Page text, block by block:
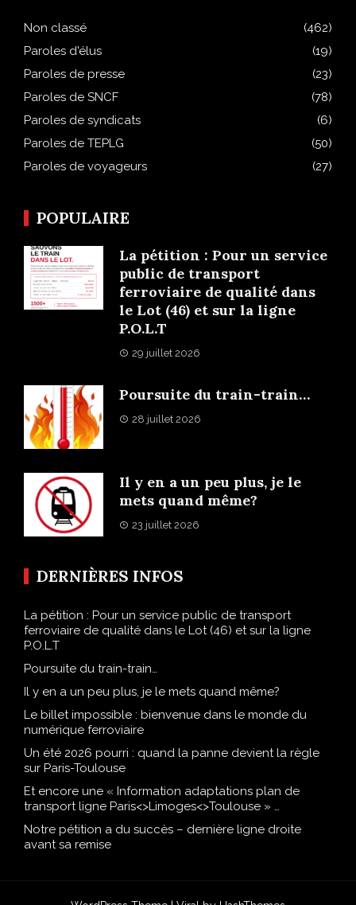
Non classé
(462)
Paroles d'élus
(19)
Paroles de presse
(23)
Paroles de SNCF
(78)
Paroles de syndicats
(6)
Paroles de TEPLG
(50)
Paroles de voyageurs
(27)
POPULAIRE
La pétition : Pour un service
public de transport
ferroviaire de qualité dans
le Lot (46) et sur la ligne
P.O.L.T
29 juillet 2026
Poursuite du train-train…
28 juillet 2026
Il y en a un peu plus, je le
mets quand même?
23 juillet 2026
DERNIÈRES INFOS
La pétition : Pour un service public de transport
ferroviaire de qualité dans le Lot (46) et sur la ligne
P.O.L.T
Poursuite du train-train…
Il y en a un peu plus, je le mets quand même?
Le billet impossible : bienvenue dans le monde du
numérique ferroviaire
Un été 2026 pourri : quand la panne devient la règle
sur Paris-Toulouse
Et encore une « Information adaptations plan de
transport ligne Paris<>Limoges<>Toulouse » …
Notre pétition a du succès – dernière ligne droite
avant sa remise